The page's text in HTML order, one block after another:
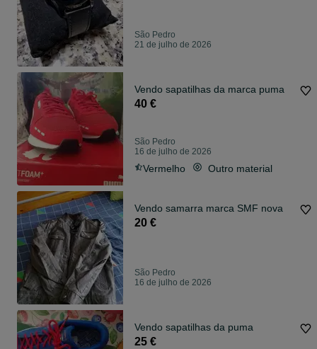
São Pedro
21 de julho de 2026
Vendo sapatilhas da marca puma
40 €
São Pedro
16 de julho de 2026
Vermelho Outro material
Vendo samarra marca SMF nova
20 €
São Pedro
16 de julho de 2026
Vendo sapatilhas da puma
25 €